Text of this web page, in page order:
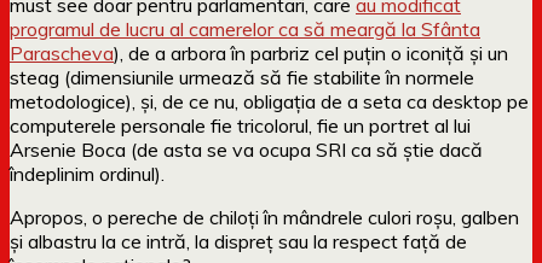
programul de lucru al camerelor ca să meargă la Sfânta
Parascheva), de a arbora în parbriz cel puțin o iconiță și un
steag (dimensiunile urmează să fie stabilite în normele
metodologice), și, de ce nu, obligația de a seta ca desktop pe
computerele personale fie tricolorul, fie un portret al lui
Arsenie Boca (de asta se va ocupa SRI ca să știe dacă
îndeplinim ordinul).
Apropos, o pereche de chiloți în mândrele culori roșu, galben
și albastru la ce intră, la dispreț sau la respect față de